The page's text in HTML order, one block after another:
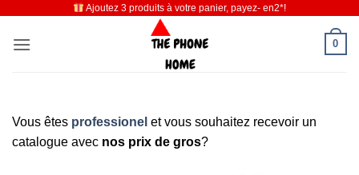
contenu
Ajoutez 3 produits à votre panier, payez- en2*!
0
Vous êtes professionel et vous souhaitez recevoir un
catalogue avec nos prix de gros?